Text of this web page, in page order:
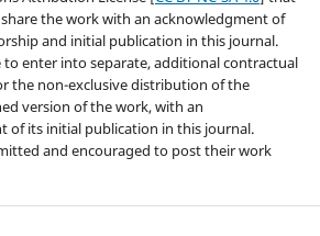
the work with an acknowledgment of
and initial publication in this journal.
to enter into separate, additional contractual
the non-exclusive distribution of the
version of the work, with an
of its initial publication in this journal.
and encouraged to post their work